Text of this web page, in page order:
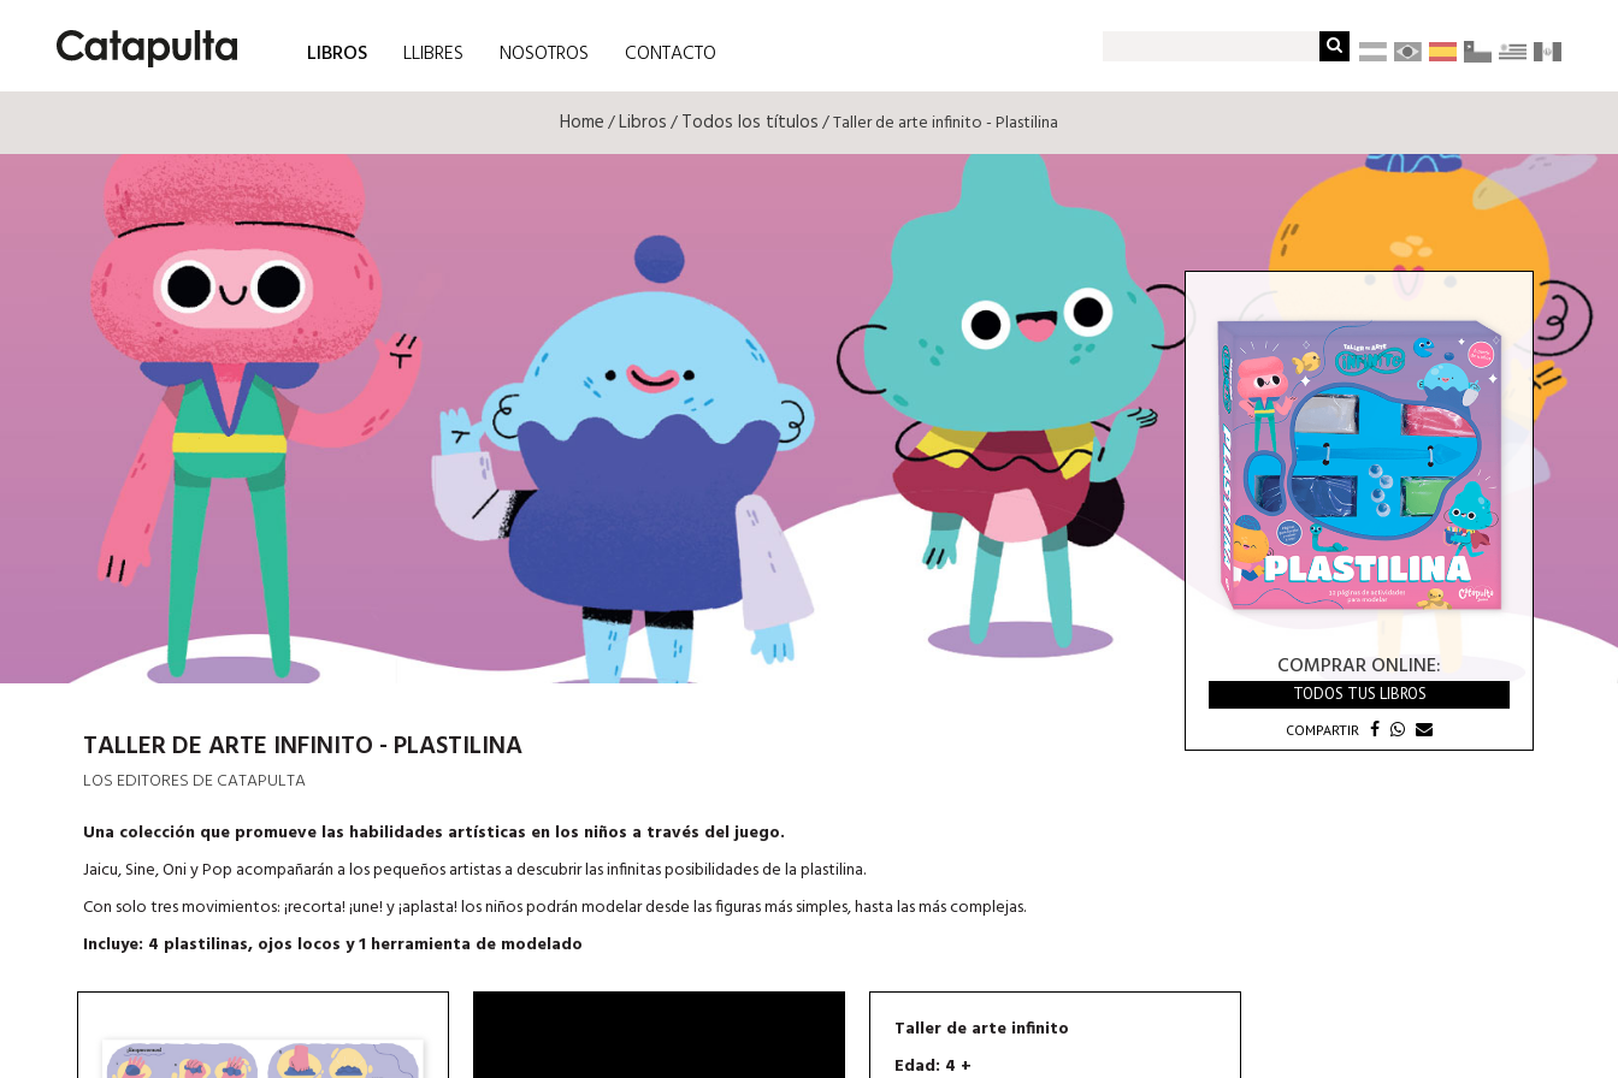
LIBROS LLIBRES NOSOTROS CONTACTO
Home/Libros/Todos los títulos/ Taller de arte infinito - Plastilina
COMPRAR ONLINE:
TODOS TUS LIBROS
COMPARTIR
TALLER DE ARTE INFINITO - PLASTILINA
LOS EDITORES DE CATAPULTA
Una colección que promueve las habilidades artísticas en los niños a través del juego.
Jaicu, Sine, Oni y Pop acompañarán a los pequeños artistas a descubrir las infinitas posibilidades de la plastilina.
Con solo tres movimientos: ¡recorta! ¡une! y ¡aplasta! los niños podrán modelar desde las figuras más simples, hasta las más complejas.
Incluye: 4 plastilinas, ojos locos y 1 herramienta de modelado
Taller de arte infinito
Edad: 4 +